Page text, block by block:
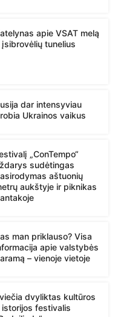
apie VSAT melą
įsibrovėlių tunelius
dar intensyviau
Ukrainos vaikus
„ConTempo“
sudėtingas
aštuonių
aukštyje ir piknikas
man priklauso? Visa
apie valstybės
– vienoje vietoje
dvyliktas kultūros
istorijos festivalis